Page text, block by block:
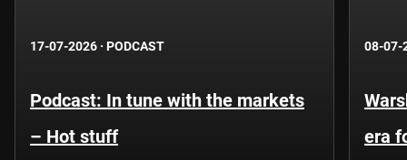
17-07-2026 · PODCAST
Podcast: In tune with the markets
– Hot stuff
08-07-
era